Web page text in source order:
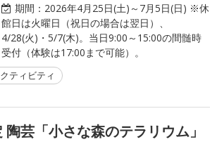
期間： 2026年4月25日(土)～7月5日(日) ※休
館日は火曜日（祝日の場合は翌日）、
4/28(火)・5/7(木)。当日9:00～15:00の間髄時
受付（体験は17:00まで可能）。
ティビティ
芸「小さな森のテラリウム」